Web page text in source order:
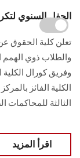
الحفل السنوي
تعلن كلية الحقوق
والطلاب ذوي الهمم
وفريق كورال
الثالثة للمحاكمات
اقرأ المزيد